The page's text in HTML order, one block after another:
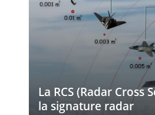
La RCS (Radar Cross
la signature radar